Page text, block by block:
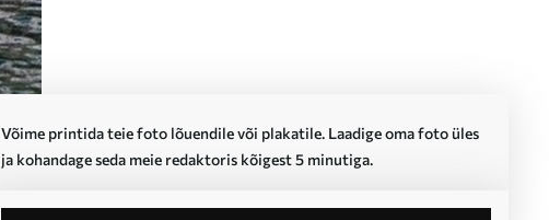
Võime printida teie foto lõuendile või plakatile. Laadige oma foto üles
ja kohandage seda meie redaktoris kõigest 5 minutiga.